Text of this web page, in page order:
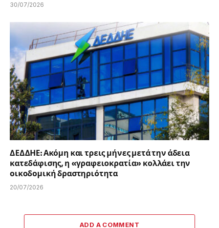
30/07/2026
ΔΕΔΔΗΕ: Ακόμη και τρεις μήνες μετά την άδεια
κατεδάφισης, η «γραφειοκρατία» κολλάει την
οικοδομική δραστηριότητα
20/07/2026
ADD A COMMENT